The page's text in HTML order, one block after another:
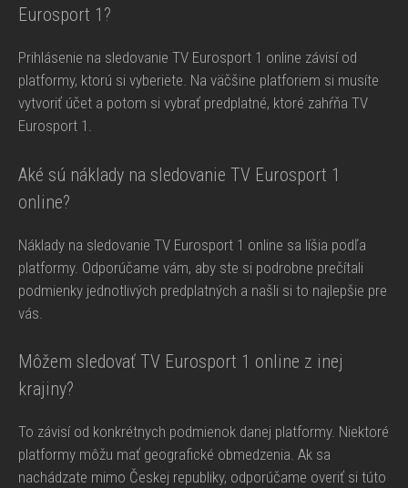
Eurosport 1?
Prihlásenie na sledovanie TV Eurosport 1 online závisí od
platformy, ktorú si vyberiete. Na väčšine platforiem si musíte
vytvoriť účet a potom si vybrať predplatné, ktoré zahŕňa TV
Eurosport 1.
Aké sú náklady na sledovanie TV Eurosport 1
online?
Náklady na sledovanie TV Eurosport 1 online sa líšia podľa
platformy. Odporúčame vám, aby ste si podrobne prečítali
podmienky jednotlivých predplatných a našli si to najlepšie pre
vás.
Môžem sledovať TV Eurosport 1 online z inej
krajiny?
To závisí od konkrétnych podmienok danej platformy. Niektoré
platformy môžu mať geografické obmedzenia. Ak sa
nachádzate mimo Českej republiky, odporúčame overiť si túto